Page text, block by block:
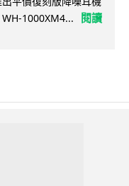
1000XM4...
閱讀